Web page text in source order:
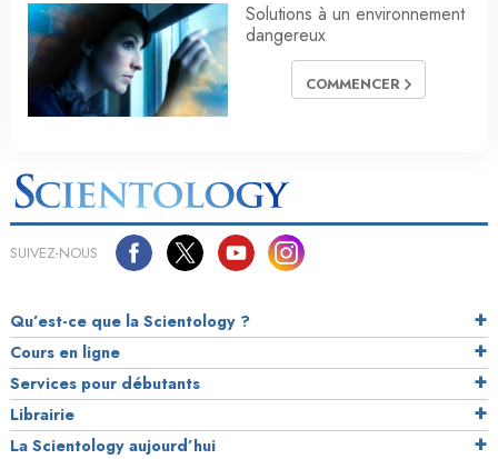
Solutions à un environnement
dangereux
COMMENCER
SUIVEZ-NOUS
Qu’est-ce que la Scientology ?
Cours en ligne
Services pour débutants
Librairie
La Scientology aujourd’hui